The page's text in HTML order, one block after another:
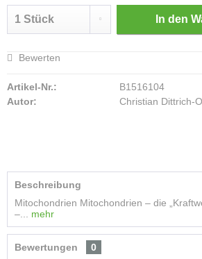
In den
Bewerten
Artikel-Nr.:
B1516104
Autor:
Christian Dittrich-
Beschreibung
Mitochondrien Mitochondrien – die
–...
mehr
Bewertungen
0